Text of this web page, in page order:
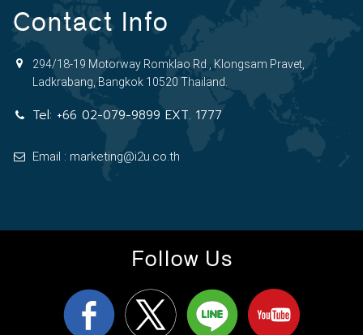
Contact Info
294/18-19 Motorway Romklao Rd., Klongsam Pravet,
Ladkrabang, Bangkok 10520 Thailand.
Tel: +66 02-079-9899 EXT. 1777
Email : marketing@i2u.co.th
Follow Us